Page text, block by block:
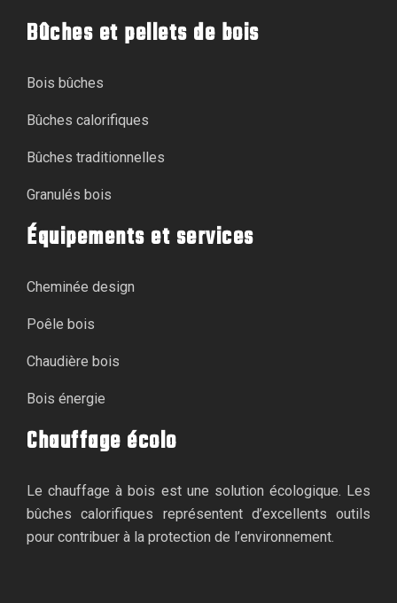
Bûches et pellets de bois
Bois bûches
Bûches calorifiques
Bûches traditionnelles
Granulés bois
Équipements et services
Cheminée design
Poêle bois
Chaudière bois
Bois énergie
Chauffage écolo
Le chauffage à bois est une solution écologique. Les
bûches calorifiques représentent d’excellents outils
pour contribuer à la protection de l’environnement.